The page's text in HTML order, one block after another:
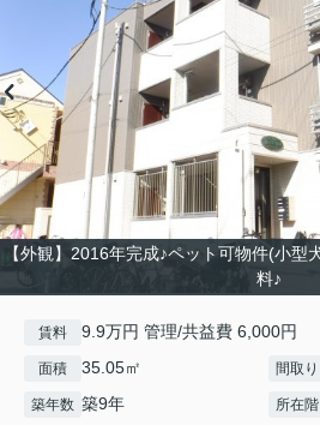
【外観】2016年完成♪ペット可物件(小型
料♪
賃料 9.9万円 管理/共益費 6,000円
面積 35.05㎡ 間取り
築年数 築9年 所在階